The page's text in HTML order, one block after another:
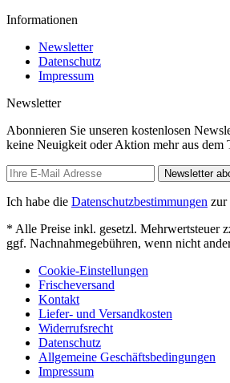
Informationen
Newsletter
Datenschutz
Impressum
Newsletter
Abonnieren Sie unseren kostenlosen
keine Neuigkeit oder Aktion mehr aus dem
Newsletter
Ich habe die Datenschutzbestimmungen zur
* Alle Preise inkl. gesetzl. Mehrwertsteuer
ggf. Nachnahmegebühren, wenn nicht
Cookie-Einstellungen
Frischeversand
Kontakt
Liefer- und Versandkosten
Widerrufsrecht
Datenschutz
Allgemeine Geschäftsbedingungen
Impressum